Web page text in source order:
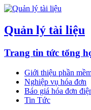
Quản lý tài liệu
Trang tin tức tổng
Giới thiệu phần
Nghiệp vụ hóa đơn
Báo giá hóa đơn
Tin Tức